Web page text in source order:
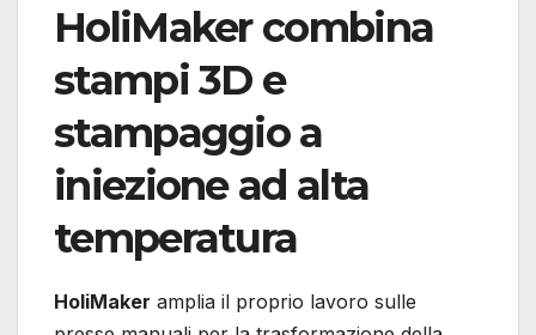
HoliMaker combina
stampi 3D e
stampaggio a
iniezione ad alta
temperatura
HoliMaker amplia il proprio lavoro sulle